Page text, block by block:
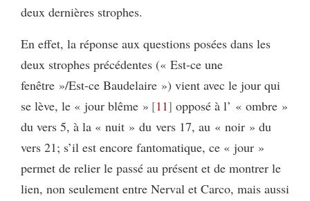
deux dernières strophes.
En effet, la réponse aux questions posées dans les
deux strophes précédentes (« Est-ce une
fenêtre »/Est-ce Baudelaire ») vient avec le jour qui
se lève, le « jour blême » 11 opposé à l’ « ombre »
du vers 5, à la « nuit » du vers 17, au « noir » du
vers 21; s’il est encore fantomatique, ce « jour »
permet de relier le passé au présent et de montrer le
lien, non seulement entre Nerval et Carco, mais aussi